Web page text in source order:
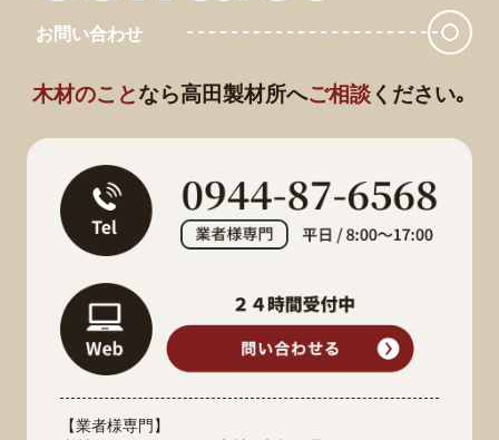
お問い合わせ
木材のことなら高田製材所へご相談ください｡
【業者様専門】